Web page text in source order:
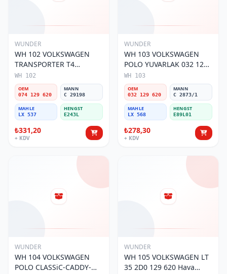
WUNDER
WH 102 VOLKSWAGEN
TRANSPORTER T4
(SÜNGERSiZ) 074 129 620
Hava Filtresi
WH 102
OEM
074 129 620
MANN
C 29198
MAHLE
LX 537
HENGST
E243L
₺331,20
+ KDV
WUNDER
WH 103 VOLKSWAGEN
POLO YUVARLAK 032 129
620 Hava Filtresi
WH 103
OEM
032 129 620
MANN
C 2873/1
MAHLE
LX 568
HENGST
E89L01
₺278,30
+ KDV
WUNDER
WH 104 VOLKSWAGEN
POLO CLASSiC-CADDY-
WUNDER
WH 105 VOLKSWAGEN LT
35 2D0 129 620 Hava